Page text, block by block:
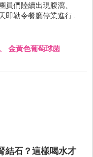
員們陸續出現腹瀉、
即勒令餐廳停業進行
五星級飯店都如此
中毒的風險更是不可
金黃色葡萄球菌
結石？這樣喝水才